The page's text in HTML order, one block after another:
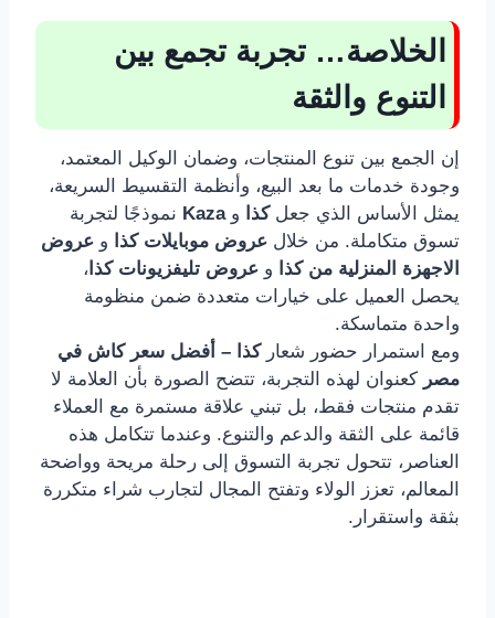
الخلاصة… تجربة تجمع بين
التنوع والثقة
إن الجمع بين تنوع المنتجات، وضمان الوكيل المعتمد،
وجودة خدمات ما بعد البيع، وأنظمة التقسيط السريعة،
يمثل الأساس الذي جعلكذا وKaza نموذجًا لتجربة
تسوق متكاملة. من خلال عروض موبايلات كذا و عروض
الاجهزة المنزلية من كذا
و عروض تليفزيونات كذا ،
يحصل العميل على خيارات متعددة ضمن منظومة
واحدة متماسكة.
ومع استمرار حضور شعاركذا – أفضل سعر كاش في
مصر كعنوان لهذه التجربة، تتضح الصورة بأن العلامة لا
تقدم منتجات فقط، بل تبني علاقة مستمرة مع العملاء
قائمة على الثقة والدعم والتنوع. وعندما تتكامل هذه
العناصر، تتحول تجربة التسوق إلى رحلة مريحة وواضحة
المعالم، تعزز الولاء وتفتح المجال لتجارب شراء متكررة
بثقة واستقرار.